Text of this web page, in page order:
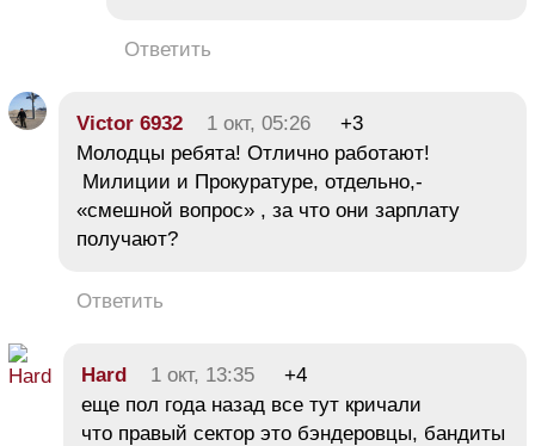
Ответить
Victor 6932 1 окт, 05:26
+3
Молодцы ребята! Отлично работают!
Милиции и Прокуратуре, отдельно,-
«смешной вопрос» , за что они зарплату
получают?
Ответить
Hard 1 окт, 13:35
+4
еще пол года назад все тут кричали
что правый сектор это бэндеровцы, бандиты